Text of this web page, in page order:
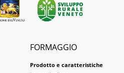
FORMAGGIO
Prodotto e caratteristiche